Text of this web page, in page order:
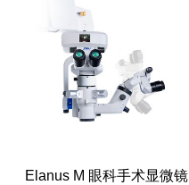
Elanus M 眼科手术显微镜